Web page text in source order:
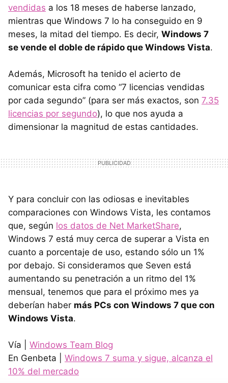
vendidas a los 18 meses de haberse lanzado,
mientras que Windows 7 lo ha conseguido en 9
meses, la mitad del tiempo. Es decir, Windows 7
se vende el doble de rápido que Windows Vista.
Además, Microsoft ha tenido el acierto de
comunicar esta cifra como “7 licencias vendidas
por cada segundo” (para ser más exactos, son 7.35
licencias por segundo), lo que nos ayuda a
dimensionar la magnitud de estas cantidades.
Y para concluir con las odiosas e inevitables
comparaciones con Windows Vista, les contamos
que, según los datos de Net MarketShare,
Windows 7 está muy cerca de superar a Vista en
cuanto a porcentaje de uso, estando sólo un 1%
por debajo. Si consideramos que Seven está
aumentando su penetración a un ritmo del 1%
mensual, tenemos que para el próximo mes ya
deberían haber más PCs con Windows 7 que con
Windows Vista.
Vía | Windows Team Blog
En Genbeta | Windows 7 suma y sigue, alcanza el
10% del mercado